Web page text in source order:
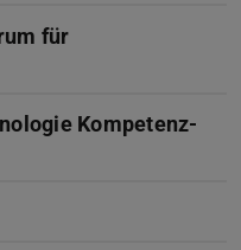
für
Kompetenz-